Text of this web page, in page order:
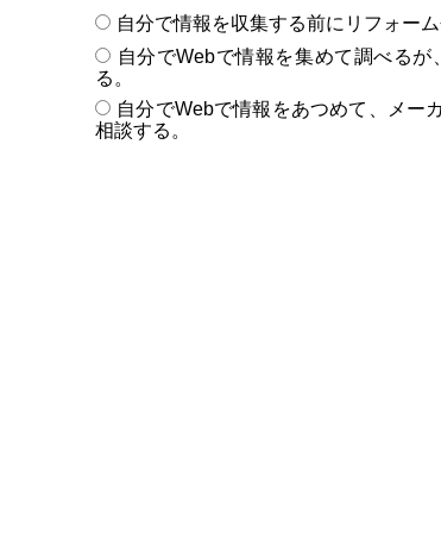
自分で情報を収集する前にリフォーム
自分でWebで情報を集めて調べる
る。
自分でWebで情報をあつめて、メー
相談する。